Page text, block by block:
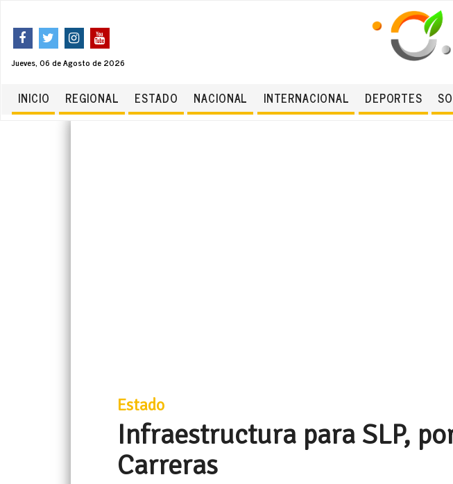
Jueves, 06 de Agosto de 2026
INICIO REGIONAL ESTADO NACIONAL INTERNACIONAL DEPORTES
Estado
Infraestructura para SLP,
Carreras